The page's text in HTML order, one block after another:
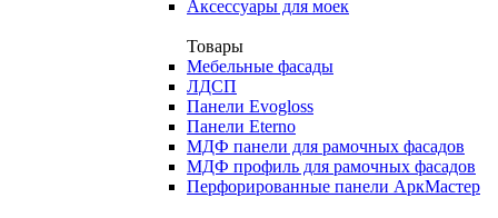
Аксессуары для моек
Товары
Мебельные фасады
ЛДСП
Панели Evogloss
Панели Eterno
МДФ панели для рамочных фасадов
МДФ профиль для рамочных фасадов
Перфорированные панели АркМастер